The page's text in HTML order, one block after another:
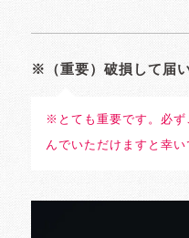
※（重要）破損して届
※とても重要です。必ず
んでいただけますと幸い